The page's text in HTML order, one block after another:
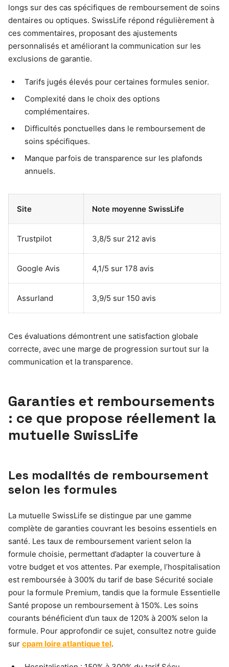
longs sur des cas spécifiques de remboursement de soins
dentaires ou optiques. SwissLife répond régulièrement à
ces commentaires, proposant des ajustements
personnalisés et améliorant la communication sur les
exclusions de garantie.
Tarifs jugés élevés pour certaines formules senior.
Complexité dans le choix des options
complémentaires.
Difficultés ponctuelles dans le remboursement de
soins spécifiques.
Manque parfois de transparence sur les plafonds
annuels.
Site Note moyenne SwissLife
Trustpilot 3,8/5 sur 212 avis
Google Avis 4,1/5 sur 178 avis
Assurland 3,9/5 sur 150 avis
Ces évaluations démontrent une satisfaction globale
correcte, avec une marge de progression surtout sur la
communication et la transparence.
Garanties et remboursements
: ce que propose réellement la
mutuelle SwissLife
Les modalités de remboursement
selon les formules
La mutuelle SwissLife se distingue par une gamme
complète de garanties couvrant les besoins essentiels en
santé. Les taux de remboursement varient selon la
formule choisie, permettant d’adapter la couverture à
votre budget et vos attentes. Par exemple, l’hospitalisation
est remboursée à 300% du tarif de base Sécurité sociale
pour la formule Premium, tandis que la formule Essentielle
Santé propose un remboursement à 150%. Les soins
courants bénéficient d’un taux de 120% à 200% selon la
formule. Pour approfondir ce sujet, consultez notre guide
sur cpam loire atlantique tel.